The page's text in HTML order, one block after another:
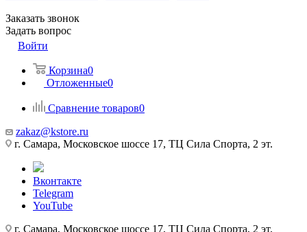
Заказать звонок
Задать вопрос
Войти
Корзина0
Отложенные0
Сравнение товаров0
zakaz@kstore.ru
г. Самара, Московское шоссе 17, ТЦ Сила Спорта, 2 эт.
Вконтакте
Telegram
YouTube
г. Самара, Московское шоссе 17, ТЦ Сила Спорта, 2 эт.